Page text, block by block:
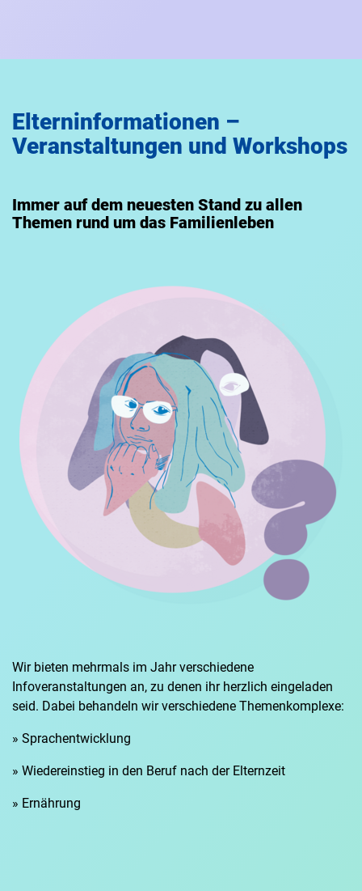
Elterninformationen –
Veranstaltungen und Workshops
Immer auf dem neuesten Stand zu allen
Themen rund um das Familienleben
Wir bieten mehrmals im Jahr verschiedene
Infoveranstaltungen an, zu denen ihr herzlich eingeladen
seid. Dabei behandeln wir verschiedene Themenkomplexe:
» Sprachentwicklung
» Wiedereinstieg in den Beruf nach der Elternzeit
» Ernährung